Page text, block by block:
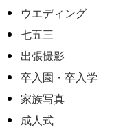
ウエディング
七五三
出張撮影
卒入園・卒入学
家族写真
成人式